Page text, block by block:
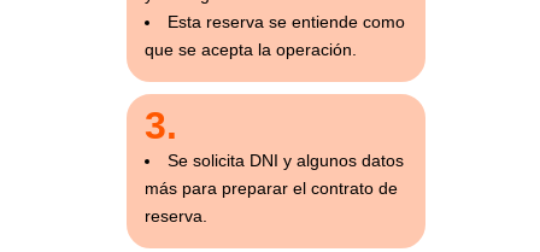
Esta reserva se entiende como
que se acepta la operación.
3.
Se solicita DNI y algunos datos
más para preparar el contrato de
reserva.